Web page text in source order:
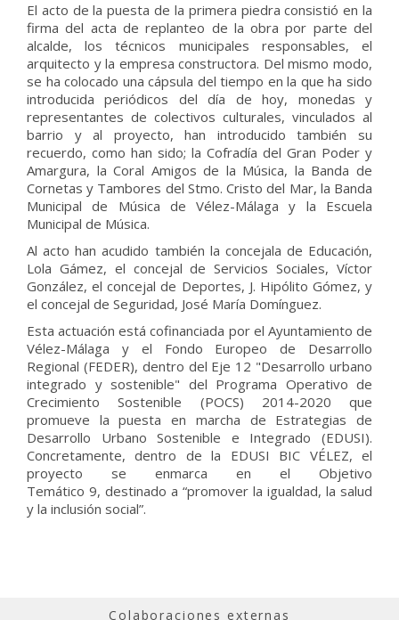
El acto de la puesta de la primera piedra consistió en la
firma del acta de replanteo de la obra por parte del
alcalde, los técnicos municipales responsables, el
arquitecto y la empresa constructora. Del mismo modo,
se ha colocado una cápsula del tiempo en la que ha sido
introducida periódicos del día dehoy, monedas y
representantes de colectivos culturales, vinculados al
barrio y al proyecto, han introducido también su
recuerdo, como han sido; la Cofradía del Gran Poder y
Amargura, la Coral Amigos de la Música, la Banda de
Cornetas y Tambores del Stmo. Cristo del Mar, la Banda
Municipal de Música de Vélez-Málaga y la Escuela
Municipal de Música.
Al acto han acudido también la concejala de Educación,
Lola Gámez, el concejal de Servicios Sociales, Víctor
González, el concejal de Deportes, J. Hipólito Gómez, y
el concejal de Seguridad, José María Domínguez.
Esta actuación está cofinanciada por el Ayuntamiento de
Vélez-Málaga y el Fondo Europeo de Desarrollo
Regional (FEDER), dentro del Eje 12 "Desarrollo urbano
integrado y sostenible" del Programa Operativo de
Crecimiento Sostenible (POCS) 2014-2020 que
promueve la puesta en marcha de Estrategias de
Desarrollo Urbano Sostenible e Integrado (EDUSI).
Concretamente, dentro de la EDUSI BIC VÉLEZ, el
proyecto se enmarca en el Objetivo
Temático 9, destinado a “promover la igualdad, la salud
y la inclusión social”.
Colaboraciones externas